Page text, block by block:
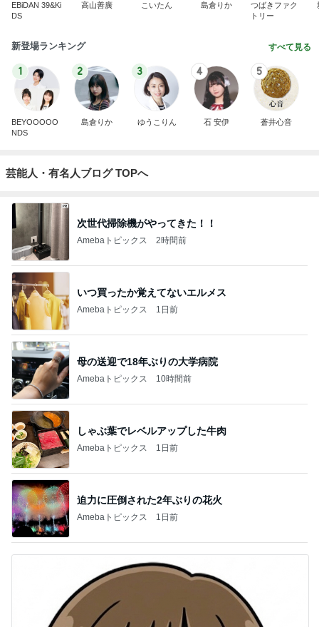
EBiDAN 39&Ki
DS
高山善廣 こいたん 島倉りか
つばきファク
トリー
新登場ランキング すべて見る
1
BEYOOOOO
NDS
2
島倉りか
3
ゆうこりん
4
石 安伊
5
蒼井心音
芸能人・有名人ブログ TOPへ
次世代掃除機がやってきた！！
Amebaトピックス 2時間前
いつ買ったか覚えてないエルメス
Amebaトピックス 1日前
母の送迎で18年ぶりの大学病院
Amebaトピックス 10時間前
しゃぶ葉でレベルアップした牛肉
Amebaトピックス 1日前
迫力に圧倒された2年ぶりの花火
Amebaトピックス 1日前